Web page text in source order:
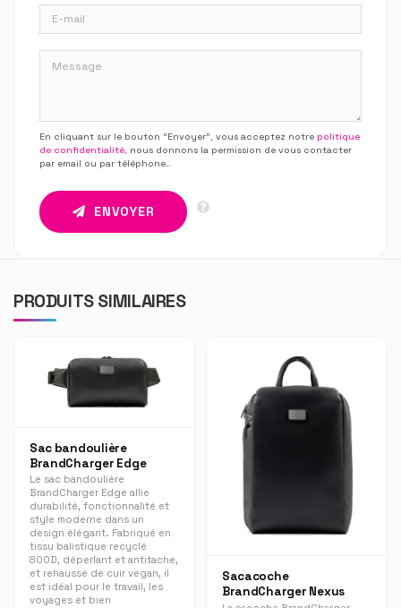
En cliquant sur le bouton “Envoyer”, vous acceptez notre politique
de confidentialité, nous donnons la permission de vous contacter
par email ou par téléphone..
ENVOYER
PRODUITS SIMILAIRES
Sac bandoulière
BrandCharger Edge
Le sac bandoulière
BrandCharger Edge allie
durabilité, fonctionnalité et
style moderne dans un
design élégant. Fabriqué en
tissu balistique recyclé
800D, déperlant et antitache,
et rehaussé de cuir vegan, il
est idéal pour le travail, les
voyages et bien
Sacacoche
BrandCharger Nexus